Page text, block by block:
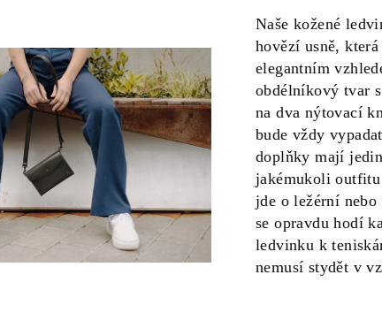
Naše kožené
hovězí usně,
elegantním
obdélníkový tvar
na dva nýtovací
bude vždy
doplňky mají
jakémukoli
jde o ležérní
se opravdu hodí
ledvinku k
nemusí stydět v